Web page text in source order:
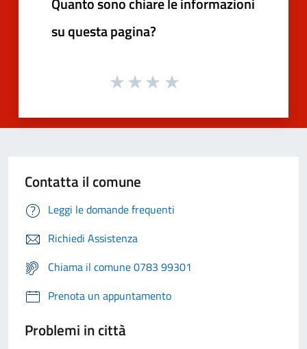
su questa pagina?
Contatta il comune
Leggi le domande frequenti
Richiedi Assistenza
Chiama il comune 0783 99301
Prenota un appuntamento
Problemi in città